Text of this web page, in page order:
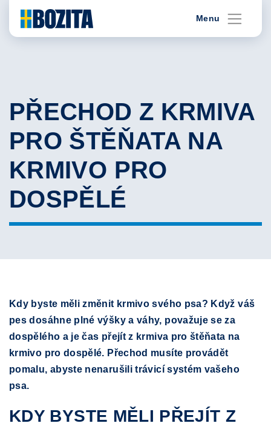
content
Menu
PŘECHOD Z KRMIVA
PRO ŠTĚŇATA NA
KRMIVO PRO
DOSPĚLÉ
Kdy byste měli změnit krmivo svého psa? Když váš
pes dosáhne plné výšky a váhy, považuje se za
dospělého a je čas přejít z krmiva pro štěňata na
krmivo pro dospělé. Přechod musíte provádět
pomalu, abyste nenarušili trávicí systém vašeho
psa.
KDY BYSTE MĚLI PŘEJÍT Z